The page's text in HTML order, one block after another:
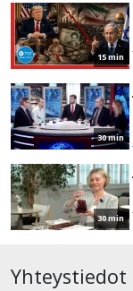
15 min
30 min
30 min
Yhteystiedot